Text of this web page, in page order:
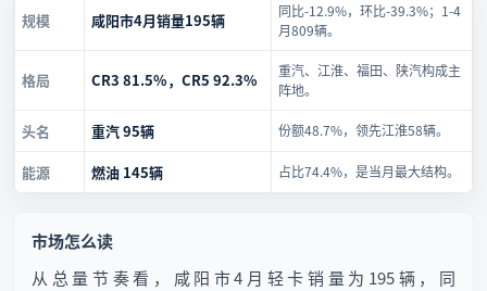
规模 咸阳市4月销量195辆
同比-12.9%，环比-39.3%；1-4
月809辆。
格局 CR3 81.5%，CR5 92.3%
重汽、江淮、福田、陕汽构成主
阵地。
头名 重汽 95辆 份额48.7%，领先江淮58辆。
能源 燃油 145辆 占比74.4%，是当月最大结构。
市场怎么读
从总量节奏看，咸阳市4月轻卡销量为195辆，同